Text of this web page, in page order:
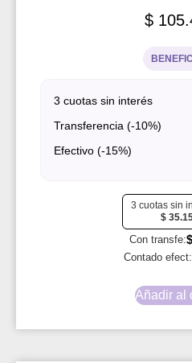
$
3 cuotas sin interés
Transferencia (-10%)
Efectivo (-15%)
3 cuotas sin
$
Con transfe:$
Contado efect:
Añadir al